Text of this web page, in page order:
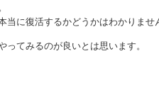
に復活するかどうかはわかりませ
てみるのが良いとは思います。